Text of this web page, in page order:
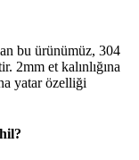
bu ürünümüz, 304
2mm et kalınlığına
yatar özelliği